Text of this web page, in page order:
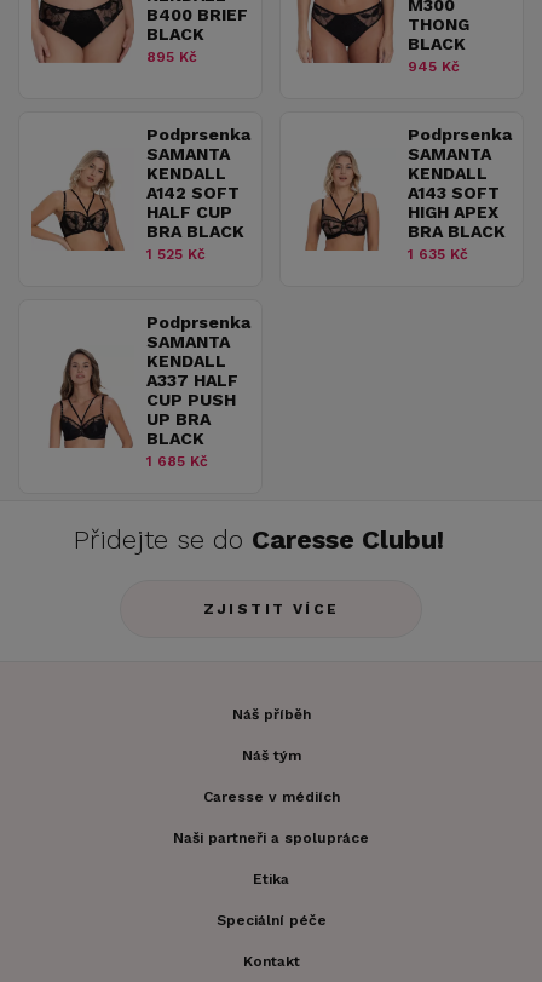
B400 BRIEF
BLACK
895 Kč
M300
THONG
BLACK
945 Kč
Podprsenka
SAMANTA
KENDALL
A142 SOFT
HALF CUP
BRA BLACK
1 525 Kč
Podprsenka
SAMANTA
KENDALL
A143 SOFT
HIGH APEX
BRA BLACK
1 635 Kč
Podprsenka
SAMANTA
KENDALL
A337 HALF
CUP PUSH
UP BRA
BLACK
1 685 Kč
Přidejte se do Caresse Clubu!
ZJISTIT VÍCE
Náš příběh
Náš tým
Caresse v médiích
Naši partneři a spolupráce
Etika
Speciální péče
Kontakt